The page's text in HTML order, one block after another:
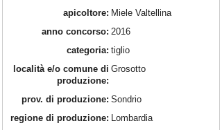
apicoltore: Miele Valtellina
anno concorso: 2016
categoria: tiglio
località e/o comune di
produzione:
Grosotto
prov. di produzione: Sondrio
regione di produzione:
Lombardia